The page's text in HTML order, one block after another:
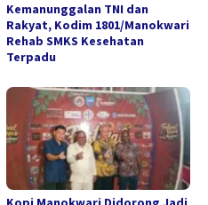
Kemanunggalan TNI dan
Rakyat, Kodim 1801/Manokwari
Rehab SMKS Kesehatan
Terpadu